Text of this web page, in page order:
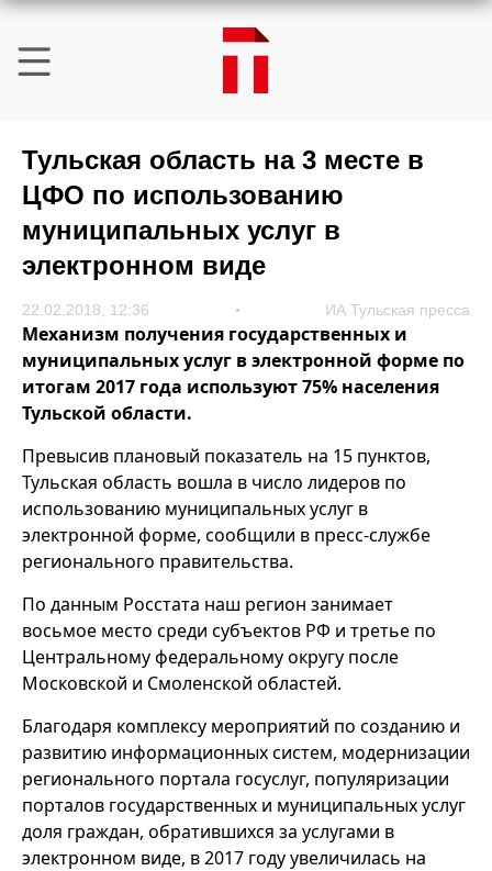
Тульская область на 3 месте в
ЦФО по использованию
муниципальных услуг в
электронном виде
22.02.2018, 12:36 ИА Тульская пресса
Механизм получения государственных и
муниципальных услуг в электронной форме по
итогам 2017 года используют 75% населения
Тульской области.
Превысив плановый показатель на 15 пунктов,
Тульская область вошла в число лидеров по
использованию муниципальных услуг в
электронной форме, сообщили в пресс-службе
регионального правительства.
По данным Росстата наш регион занимает
восьмое место среди субъектов РФ и третье по
Центральному федеральному округу после
Московской и Смоленской областей.
Благодаря комплексу мероприятий по созданию и
развитию информационных систем, модернизации
регионального портала госуслуг, популяризации
порталов государственных и муниципальных услуг
доля граждан, обратившихся за услугами в
электронном виде, в 2017 году увеличилась на